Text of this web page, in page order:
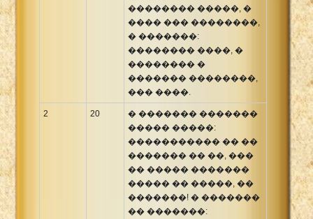
�������� �����, �
���� ��� ��������,
� �������:
�������� ����, �
�������� �
������� ��������,
��� ����.
2 20
� ������� �������
����� �����:
����������� �� ��
������� �� ��, ���
�� ����� �������
����� �� �����, ��
�������! � �������
�� �������: